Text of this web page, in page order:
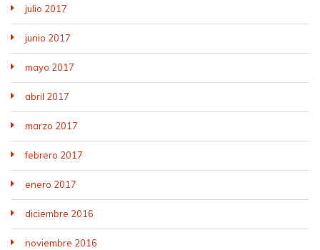
julio 2017
junio 2017
mayo 2017
abril 2017
marzo 2017
febrero 2017
enero 2017
diciembre 2016
noviembre 2016